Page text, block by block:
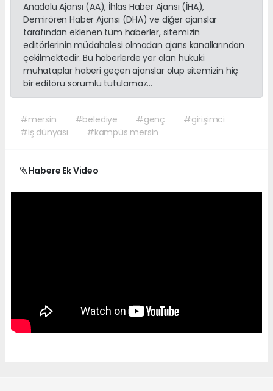
Anadolu Ajansı (AA), İhlas Haber Ajansı (İHA),
Demirören Haber Ajansı (DHA) ve diğer ajanslar
tarafından eklenen tüm haberler, sitemizin
editörlerinin müdahalesi olmadan ajans kanallarından
çekilmektedir. Bu haberlerde yer alan hukuki
muhataplar haberi geçen ajanslar olup sitemizin hiç
bir editörü sorumlu tutulamaz...
#mersin #belediye #genç
#girişimci
#iş dünyası
#kampüs mersin
Habere Ek Video